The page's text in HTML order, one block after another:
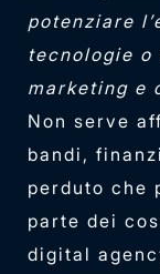
potenziare
tecnologie
marketing e
Non serve
bandi,
perduto che
parte dei
digital